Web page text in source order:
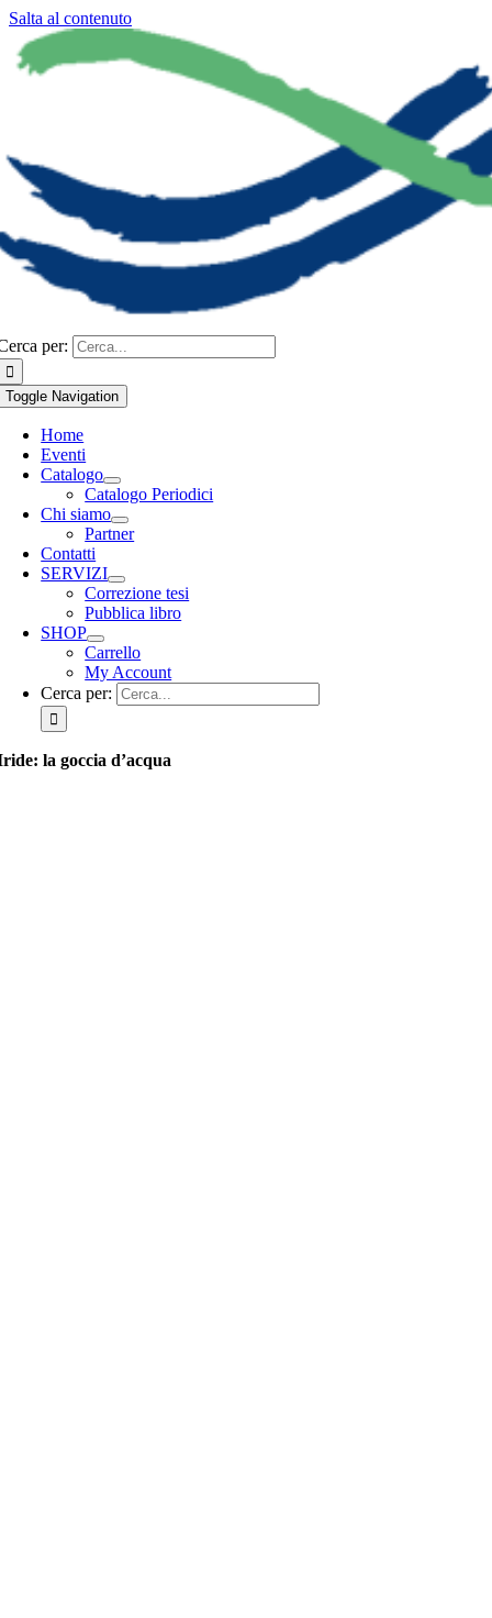
Salta al contenuto
per:
Toggle Navigation
Home
Eventi
Catalogo
Catalogo Periodici
Chi siamo
Partner
Contatti
SERVIZI
Correzione tesi
Pubblica libro
SHOP
Carrello
My Account
Cerca per:
la goccia d’acqua